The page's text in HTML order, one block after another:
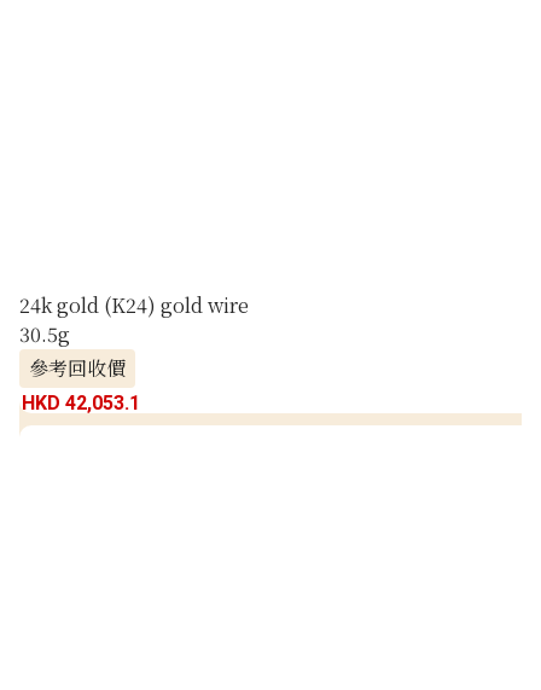
24k gold (K24) gold wire
30.5g
參考回收價
HKD 42,053.1